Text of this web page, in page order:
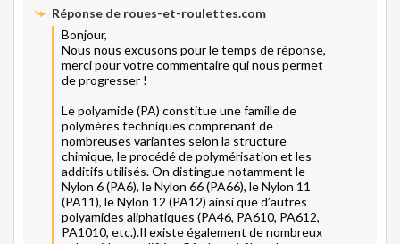
Réponse de roues-et-roulettes.com
Bonjour,
Nous nous excusons pour le temps de réponse,
merci pour votre commentaire qui nous permet
de progresser !
Le polyamide (PA) constitue une famille de
polymères techniques comprenant de
nombreuses variantes selon la structure
chimique, le procédé de polymérisation et les
additifs utilisés. On distingue notamment le
Nylon 6 (PA6), le Nylon 66 (PA66), le Nylon 11
(PA11), le Nylon 12 (PA12) ainsi que d’autres
polyamides aliphatiques (PA46, PA610, PA612,
PA1010, etc.).Il existe également de nombreux